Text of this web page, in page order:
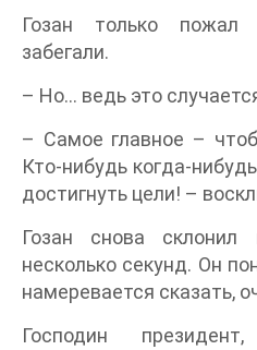
Гозан только пожал
забегали.
– Но... ведь это
– Самое главное –
Кто-нибудь когда-
достигнуть цели! –
Гозан снова
несколько секунд. Он
намеревается сказать,
Господин